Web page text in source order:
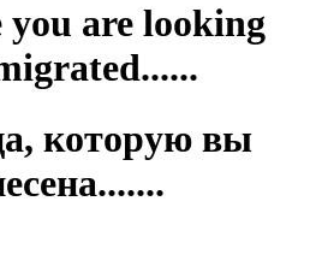
you are looking
которую вы